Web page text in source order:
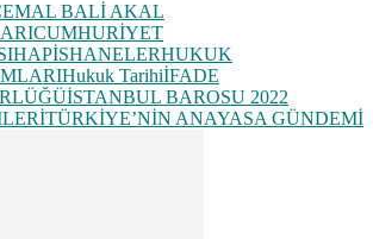
BALİ AKAL
CUMHURİYET
HAPİSHANELERHUKUK
Hukuk TarihiİFADE
İSTANBUL BAROSU 2022
TÜRKİYE’NİN ANAYASA GÜNDEMİ